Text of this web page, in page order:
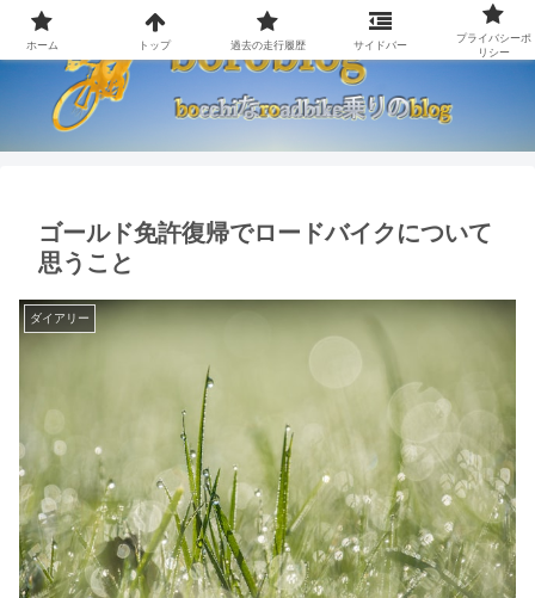
ゴールド免許復帰でロードバイクについて
思うこと
ダイアリー
ホーム トップ 過去の走行履歴 サイドバー
プライバシーポ
リシー